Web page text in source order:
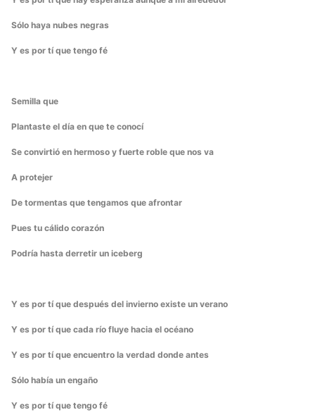
Sólo haya nubes negras
Y es por tí que tengo fé
Semilla que
Plantaste el día en que te conocí
Se convirtió en hermoso y fuerte roble que nos va
A protejer
De tormentas que tengamos que afrontar
Pues tu cálido corazón
Podría hasta derretir un iceberg
Y es por tí que después del invierno existe un verano
Y es por tí que cada río fluye hacia el océano
Y es por tí que encuentro la verdad donde antes
Sólo había un engaño
Y es por tí que tengo fé